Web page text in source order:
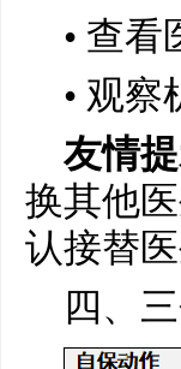
• 查
• 观
友情
换其他
认接替
四、